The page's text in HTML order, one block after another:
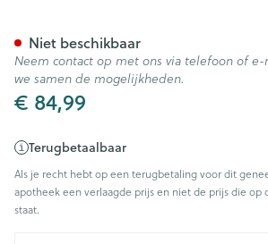
€ 84,99
Terugbetaalbaar
Als je recht hebt op een terugbetaling voor dit
apotheek een verlaagde prijs en niet de prijs die op
staat.
Niet beschikbaar
Neem contact op met ons via telefoon of
we samen de mogelijkheden.